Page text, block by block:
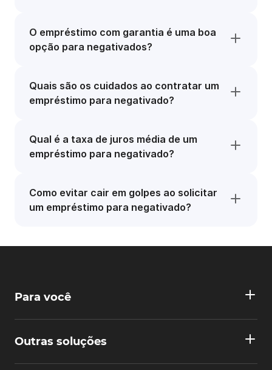
O empréstimo com garantia é uma boa
opção para negativados?
Quais são os cuidados ao contratar um
empréstimo para negativado?
Qual é a taxa de juros média de um
empréstimo para negativado?
Como evitar cair em golpes ao solicitar
um empréstimo para negativado?
Para você
Outras soluções